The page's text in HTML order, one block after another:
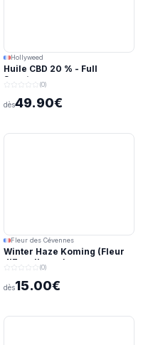
Hollyweed
Huile CBD 20 % - Full
Spectrum
(0)
dès49.90€
Fleur des Cévennes
Winter Haze Koming (Fleur
d'Excellence)
(0)
dès15.00€